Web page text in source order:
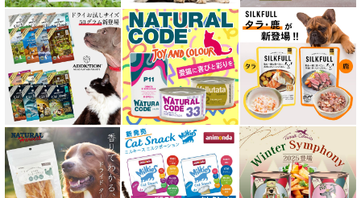
特集 穀物不使用 キャットフード（ドライ）
エアドライ キャットフード
フリーズドライ キャットフード
おやつ全アイテム